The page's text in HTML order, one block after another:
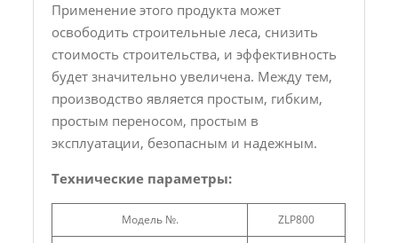
Применение этого продукта может
освободить строительные леса, снизить
стоимость строительства, и эффективность
будет значительно увеличена. Между тем,
производство является простым, гибким,
простым переносом, простым в
эксплуатации, безопасным и надежным.
Технические параметры:
Модель №. ZLP800